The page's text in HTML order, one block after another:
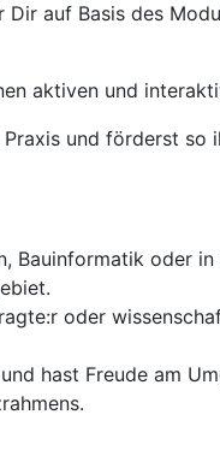
auf Basis des
aktiven und
und förderst so
Bauinformatik oder
oder
hast Freude am